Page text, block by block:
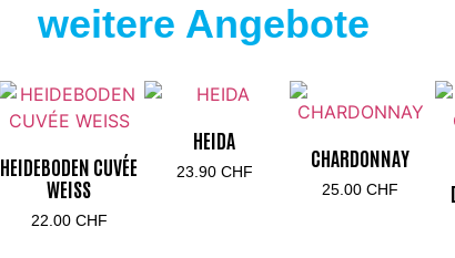
weitere Angebote
HEIDEBODEN CUVÉE
WEISS
22.00 CHF
HEIDA
23.90 CHF
CHARDONNAY
25.00CHF